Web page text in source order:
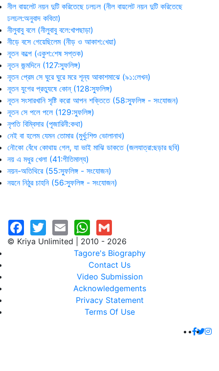
নীল বায়লেট নয়ন দুটি করিতেছে ঢলঢল (নীল বায়লেট নয়ন দুটি করিতেছে
ঢলঢল:অনুবাদ কবিতা)
নীলুবাবু বলে (নীলুবাবু বলে:খাপছাড়া)
নীড়ে বসে গেয়েছিলেম (নীড় ও আকাশ:খেয়া)
নূতন কল্পে (একুশ:শেষ সপ্তক)
নূতন জন্মদিনে (127:স্ফুলিঙ্গ)
নূতন প্রেম সে ঘুরে ঘুরে মরে শূন্য আকাশমাঝে (৯১:লেখন)
নূতন যুগের প্রত্যুষে কোন্‌ (128:স্ফুলিঙ্গ)
নূতন সংসারখানি সৃষ্টি করো আপন শক্তিতে (58:স্ফুলিঙ্গ - সংযোজন)
নূতন সে পলে পলে (129:স্ফুলিঙ্গ)
নৃপতি বিম্বিসার (পূজারিনী:কথা)
নেই বা হলেম যেমন তোমার (মুর্খু:শিশু ভোলানাথ)
নৌকো বেঁধে কোথায় গেল, যা ভাই মাঝি ডাকতে (জলযাত্রা:ছড়ার ছবি)
নয় এ মধুর খেলা (41:গীতিমাল্য)
নয়ন-অতিথিরে (55:স্ফুলিঙ্গ - সংযোজন)
নয়নে নিঠুর চাহনি (56:স্ফুলিঙ্গ - সংযোজন)
© Kriya Unlimited | 2010 - 2026
Tagore's Biography
Contact Us
Video Submission
Acknowledgements
Privacy Statement
Terms Of Use